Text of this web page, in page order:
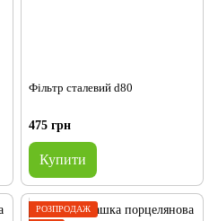
Фільтр сталевий d80
475 грн
Купити
РОЗПРОДАЖ